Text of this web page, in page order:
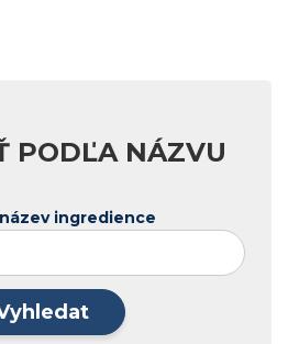
PODĽA NÁZVU
ingredience